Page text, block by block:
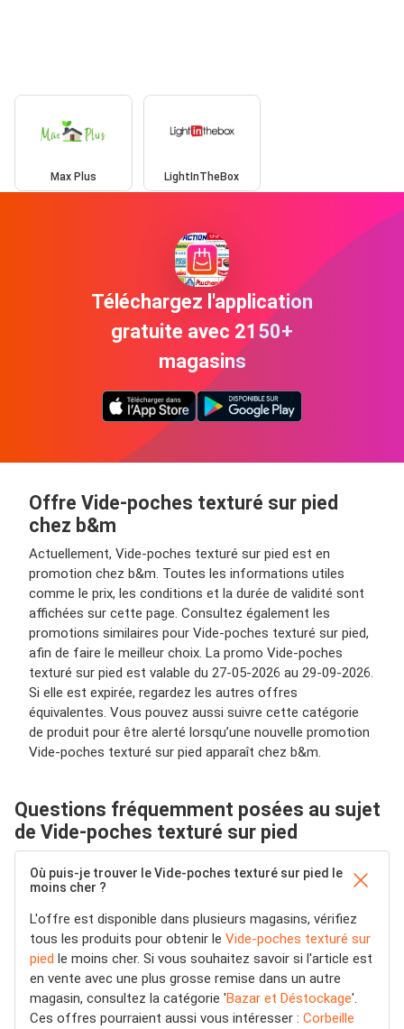
Max Plus LightInTheBox
Téléchargez l'application
gratuite avec 2150+
magasins
Offre Vide-poches texturé sur pied
chez b&m
Actuellement, Vide-poches texturé sur pied est en
promotion chez b&m. Toutes les informations utiles
comme le prix, les conditions et la durée de validité sont
affichées sur cette page. Consultez également les
promotions similaires pour Vide-poches texturé sur pied,
afin de faire le meilleur choix. La promo Vide-poches
texturé sur pied est valable du 27-05-2026 au 29-09-2026.
Si elle est expirée, regardez les autres offres
équivalentes. Vous pouvez aussi suivre cette catégorie
de produit pour être alerté lorsqu’une nouvelle promotion
Vide-poches texturé sur pied apparaît chez b&m.
Questions fréquemment posées au sujet
de Vide-poches texturé sur pied
Où puis-je trouver le Vide-poches texturé sur pied le
moins cher ?
L'offre est disponible dans plusieurs magasins, vérifiez
tous les produits pour obtenir le Vide-poches texturé sur
pied le moins cher. Si vous souhaitez savoir si l'article est
en vente avec une plus grosse remise dans un autre
magasin, consultez la catégorie 'Bazar et Déstockage'.
Ces offres pourraient aussi vous intéresser : Corbeille